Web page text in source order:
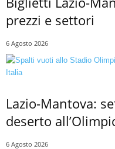
prezzi e settori
6 Agosto 2026
Lazio-Mantova:
deserto
6 Agosto 2026